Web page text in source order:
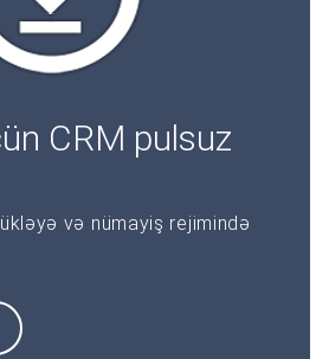
CRM pulsuz
və nümayiş rejimində